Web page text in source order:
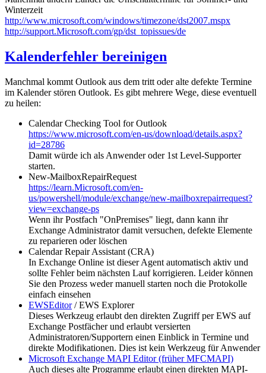
Winterzeit
http://www.microsoft.com/windows/timezone/dst2007.mspx
http://support.Microsoft.com/gp/dst_topissues/de
Kalenderfehler bereinigen
Manchmal kommt Outlook aus dem tritt oder alte defekte Termine
im Kalender stören Outlook. Es gibt mehrere Wege, diese eventuell
zu heilen:
Calendar Checking Tool for Outlook
https://www.microsoft.com/en-us/download/details.aspx?
id=28786
Damit würde ich als Anwender oder 1st Level-Supporter
starten.
New-MailboxRepairRequest
https://learn.Microsoft.com/en-
us/powershell/module/exchange/new-mailboxrepairrequest?
view=exchange-ps
Wenn ihr Postfach "OnPremises" liegt, dann kann ihr
Exchange Administrator damit versuchen, defekte Elemente
zu reparieren oder löschen
Calendar Repair Assistant (CRA)
In Exchange Online ist dieser Agent automatisch aktiv und
sollte Fehler beim nächsten Lauf korrigieren. Leider können
Sie den Prozess weder manuell starten noch die Protokolle
einfach einsehen
EWSEditor/ EWS Explorer
Dieses Werkzeug erlaubt den direkten Zugriff per EWS auf
Exchange Postfächer und erlaubt versierten
Administratoren/Supportern einen Einblick in Termine und
direkte Modifikationen. Dies ist kein Werkzeug für Anwender
Microsoft Exchange MAPI Editor (früher MFCMAPI)
Auch dieses alte Programme erlaubt einen direkten MAPI-